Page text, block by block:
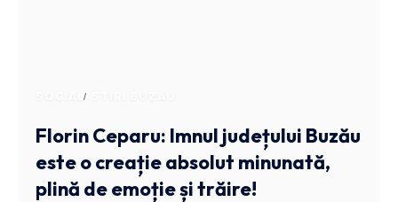
SOCIAL
Florin Ceparu: Imnul județului Buzău
este o creație absolut minunată,
plină de emoție și trăire!